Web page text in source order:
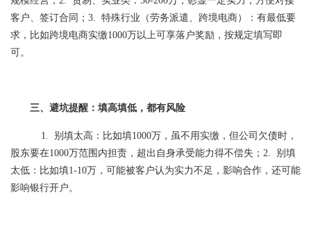
客户、签订合同；3. 特殊行业（劳务派遣、跨境电商）：有最低要
求，比如跨境电商实缴1000万以上可享落户奖励，按规定填写即
可。
三、避坑提醒：填高填低，都有风险
1. 别填太高：比如填1000万，虽不用实缴，但公司欠债时，
股东要在1000万范围内担责，超出自身承受能力得不偿失；2. 别填
太低：比如填1-10万，可能被客户认为实力不足，影响合作，还可能
影响银行开户。